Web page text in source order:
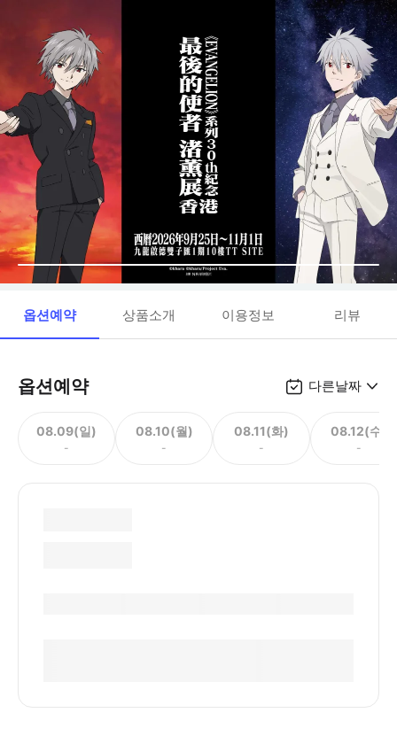
옵션예약 상품소개 이용정보 리뷰
옵션예약 다른날짜
08.09(일)
-
08.10(월)
-
08.11(화)
-
08.12(수)
-